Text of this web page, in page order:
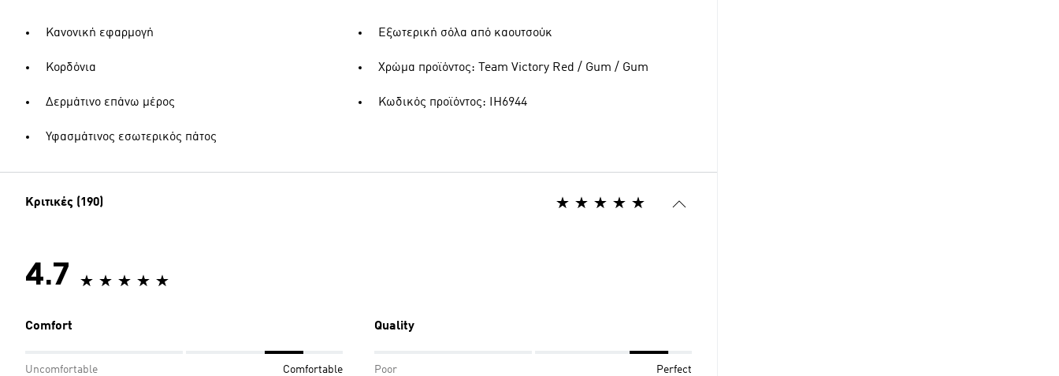
Κανονική εφαρμογή
Κορδόνια
Δερμάτινο επάνω μέρος
Υφασμάτινος εσωτερικός πάτος
Εξωτερική σόλα από καουτσούκ
Χρώμα προϊόντος: Team Victory Red / Gum / Gum
Κωδικός προϊόντος: IH6944
Κριτικές (190)
4.7
Comfort
Uncomfortable Comfortable
Quality
Poor Perfect